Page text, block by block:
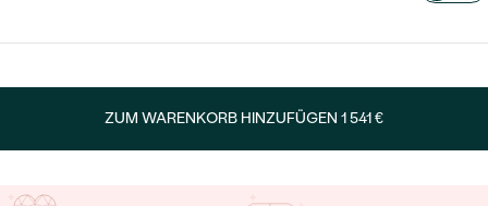
Wave Kollektion
ZUM WARENKORB HINZUFÜGEN 1 541 €